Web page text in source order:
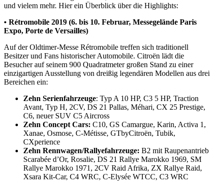
und vielem mehr. Hier ein Überblick über die Highlights:
• Rétromobile 2019 (6. bis 10. Februar, Messegelände Paris
Expo, Porte de Versailles)
Auf der Oldtimer-Messe Rétromobile treffen sich traditionell
Besitzer und Fans historischer Automobile. Citroën lädt die
Besucher auf seinem 900 Quadratmeter großen Stand zu einer
einzigartigen Ausstellung von dreißig legendären Modellen aus drei
Bereichen ein:
Zehn Serienfahrzeuge: Typ A 10 HP, C3 5 HP, Traction
Avant, Typ H, 2CV, DS 21 Pallas, Méhari, CX 25 Prestige,
C6, neuer SUV C5 Aircross
Zehn Concept Cars: C10, GS Camargue, Karin, Activa 1,
Xanae, Osmose, C-Métisse, GTbyCitroën, Tubik,
CXperience
Zehn Rennwagen/Rallyefahrzeuge: B2 mit Raupenantrieb
Scarabée d’Or, Rosalie, DS 21 Rallye Marokko 1969, SM
Rallye Marokko 1971, 2CV Raid Afrika, ZX Rallye Raid,
Xsara Kit-Car, C4 WRC, C-Elysée WTCC, C3 WRC